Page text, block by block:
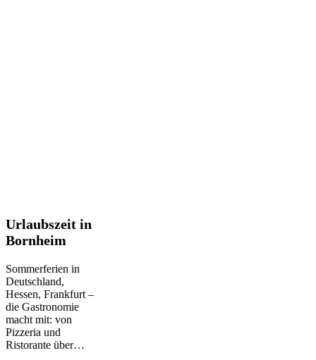
Urlaubszeit
in
Bornheim
Urlaubszeit in
Bornheim
Sommerferien in
Deutschland,
Hessen, Frankfurt –
die Gastronomie
macht mit: von
Pizzeria und
Ristorante über…